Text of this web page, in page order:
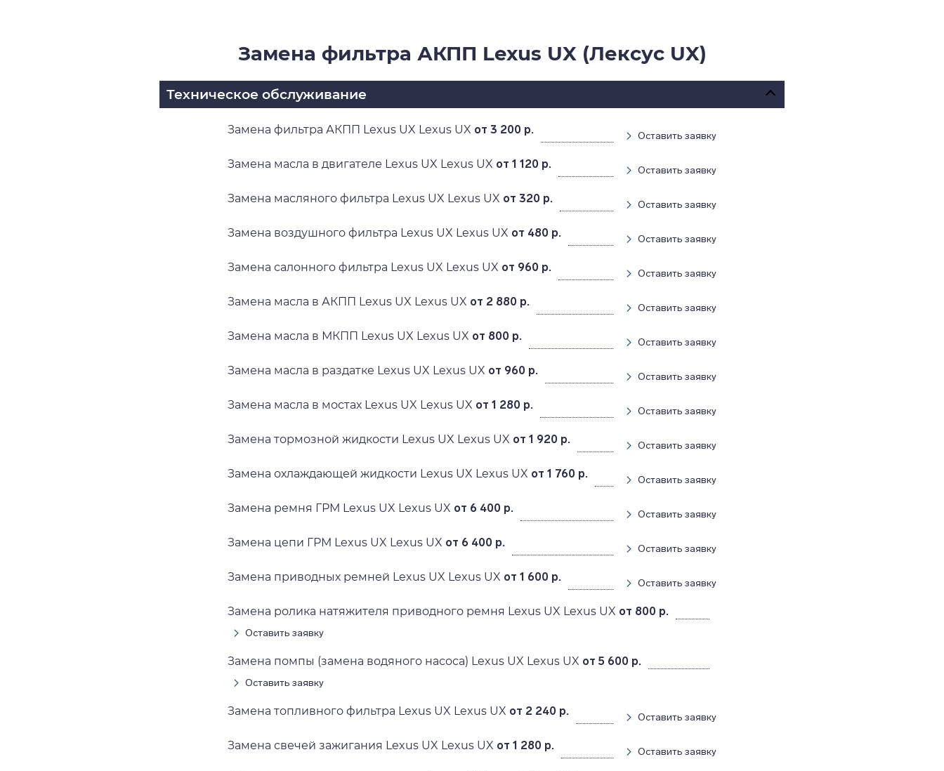
Замена фильтра АКПП Lexus UX (Лексус UX)
Техническое обслуживание
Замена фильтра АКПП Lexus UX Lexus UX от 3 200 р. Оставить заявку
Замена масла в двигателе Lexus UX Lexus UX от 1 120 р. Оставить заявку
Замена масляного фильтра Lexus UX Lexus UX от 320 р. Оставить заявку
Замена воздушного фильтра Lexus UX Lexus UX от 480 р. Оставить заявку
Замена салонного фильтра Lexus UX Lexus UX от 960 р. Оставить заявку
Замена масла в АКПП Lexus UX Lexus UX от 2 880 р. Оставить заявку
Замена масла в МКПП Lexus UX Lexus UX от 800 р. Оставить заявку
Замена масла в раздатке Lexus UX Lexus UX от 960 р. Оставить заявку
Замена масла в мостах Lexus UX Lexus UX от 1 280 р. Оставить заявку
Замена тормозной жидкости Lexus UX Lexus UX от 1 920 р. Оставить заявку
Замена охлаждающей жидкости Lexus UX Lexus UX от 1 760 р. Оставить заявку
Замена ремня ГРМ Lexus UX Lexus UX от 6 400 р. Оставить заявку
Замена цепи ГРМ Lexus UX Lexus UX от 6 400 р. Оставить заявку
Замена приводных ремней Lexus UX Lexus UX от 1 600 р. Оставить заявку
Замена ролика натяжителя приводного ремня Lexus UX Lexus UX от 800 р.
Оставить заявку
Замена помпы (замена водяного насоса) Lexus UX Lexus UX от 5 600 р.
Оставить заявку
Замена топливного фильтра Lexus UX Lexus UX от 2 240 р. Оставить заявку
Замена свечей зажигания Lexus UX Lexus UX от 1 280 р. Оставить заявку